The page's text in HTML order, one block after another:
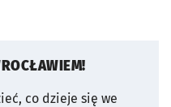
co dzieje się we